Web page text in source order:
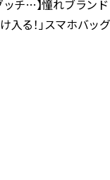
ッチ…】憧れブランド
入る！」スマホバッグ